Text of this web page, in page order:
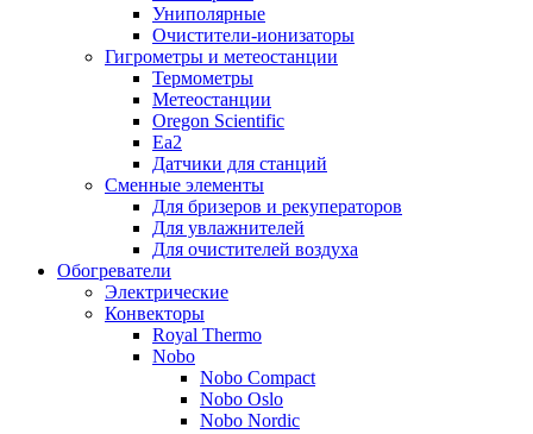
Униполярные
Очистители-ионизаторы
Гигрометры и метеостанции
Термометры
Метеостанции
Oregon Scientific
Ea2
Датчики для станций
Сменные элементы
Для бризеров и рекуператоров
Для увлажнителей
Для очистителей воздуха
Обогреватели
Электрические
Конвекторы
Royal Thermo
Nobo
Nobo Compact
Nobo Oslo
Nobo Nordic